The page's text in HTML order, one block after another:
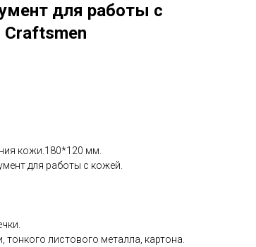
для работы с
Craftsmen
кожи.180*120 мм.
для работы с кожей.
тонкого листового металла, картона.